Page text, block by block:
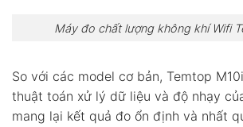
Máy đo chất lượng không khí Wifi
So với các model cơ bản, Temtop
thuật toán xử lý dữ liệu và độ nhạy
mang lại kết quả đo ổn định và nhất